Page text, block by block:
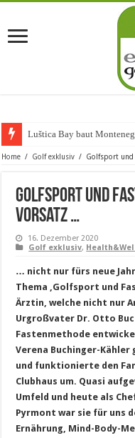
Luštica Bay baut
Home / Golf exklusiv / Golfsport und
Golfsport und
Vorsatz …
16. Dezember 2020
Golf exklusiv,
… nicht nur fürs neue
Thema ‚Golfsport und
Ärztin, welche nicht nur
Urgroßvater Dr. Otto
Fastenmethode
Verena Buchinger-
und funktionierte den
Clubhaus um. Quasi
Umfeld und heute als
Pyrmont war sie für uns
Ernährung, Mind-Body-